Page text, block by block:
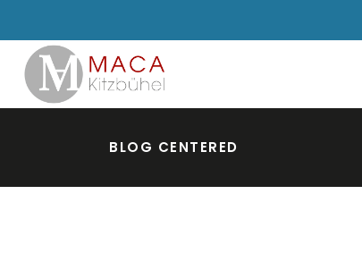
BLOG CENTERED